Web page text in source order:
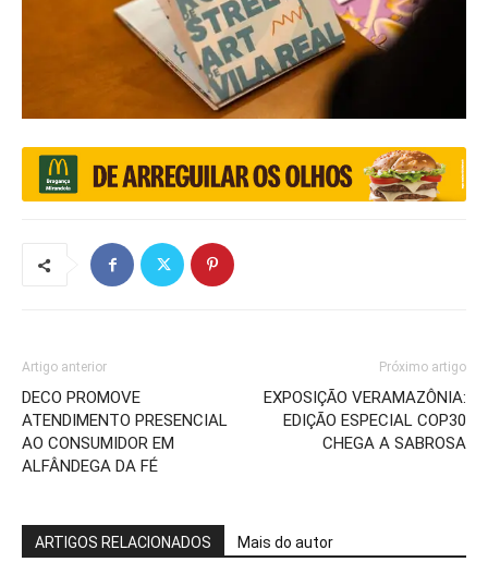
Artigo anterior
DECO PROMOVE
ATENDIMENTO PRESENCIAL
AO CONSUMIDOR EM
ALFÂNDEGA DA FÉ
Próximo artigo
EXPOSIÇÃO VERAMAZÔNIA:
EDIÇÃO ESPECIAL COP30
CHEGA A SABROSA
ARTIGOS RELACIONADOS Mais do autor